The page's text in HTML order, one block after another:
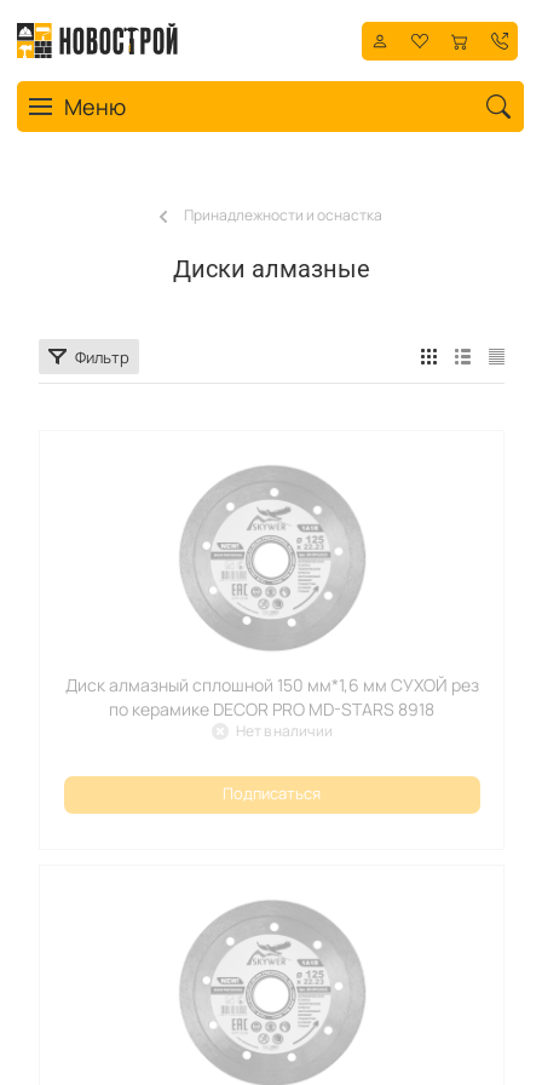
Toggle navigation
Меню
Принадлежности и оснастка
Диски алмазные
Фильтр
Диск алмазный сплошной 150 мм*1,6 мм СУХОЙ рез
по керамике DECOR PRO MD-STARS 8918
Нет в наличии
Подписаться